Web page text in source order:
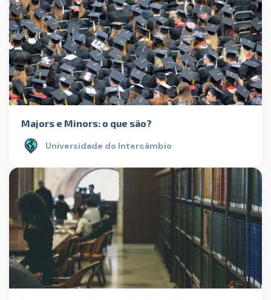
Majors e Minors: o que são?
Universidade do Intercâmbio